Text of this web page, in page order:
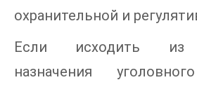
охранительной и
Если исходить из
назначения